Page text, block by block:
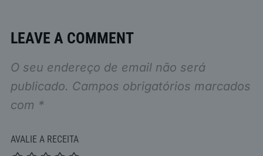
LEAVE A COMMENT
O seu endereço de email não será
publicado. Campos obrigatórios marcados
com *
AVALIE A RECEITA